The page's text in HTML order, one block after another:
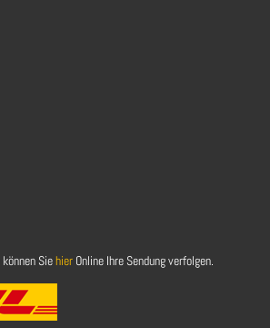
Siehier Online Ihre Sendung verfolgen.